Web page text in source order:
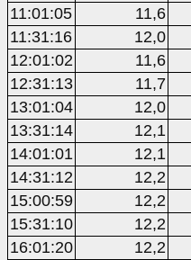
11:01:05
11,6
11:31:16
12,0
12:01:02
11,6
12:31:13
11,7
13:01:04
12,0
13:31:14
12,1
14:01:01
12,1
14:31:12
12,2
15:00:59
12,2
15:31:10
12,2
16:01:20
12,2